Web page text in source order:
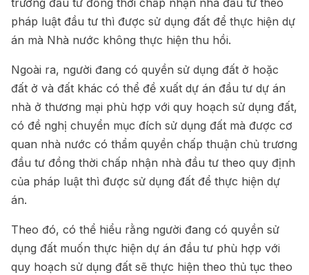
trương đầu tư đồng thời chấp nhận nhà đầu tư theo
pháp luật đầu tư thì được sử dụng đất để thực hiện dự
án mà Nhà nước không thực hiện thu hồi.
Ngoài ra, người đang có quyền sử dụng đất ở hoặc
đất ở và đất khác có thể đề xuất dự án đầu tư dự án
nhà ở thương mại phù hợp với quy hoạch sử dụng đất,
có đề nghị chuyển mục đích sử dụng đất mà được cơ
quan nhà nước có thẩm quyền chấp thuận chủ trương
đầu tư đồng thời chấp nhận nhà đầu tư theo quy định
của pháp luật thì được sử dụng đất để thực hiện dự
án.
Theo đó, có thể hiểu rằng người đang có quyền sử
dụng đất muốn thực hiện dự án đầu tư phù hợp với
quy hoạch sử dụng đất sẽ thực hiện theo thủ tục theo